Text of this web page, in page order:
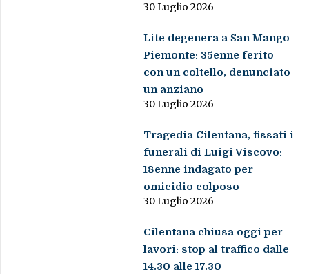
30 Luglio 2026
Lite degenera a San Mango
Piemonte: 35enne ferito
con un coltello, denunciato
un anziano
30 Luglio 2026
Tragedia Cilentana, fissati i
funerali di Luigi Viscovo:
18enne indagato per
omicidio colposo
30 Luglio 2026
Cilentana chiusa oggi per
lavori: stop al traffico dalle
14.30 alle 17.30